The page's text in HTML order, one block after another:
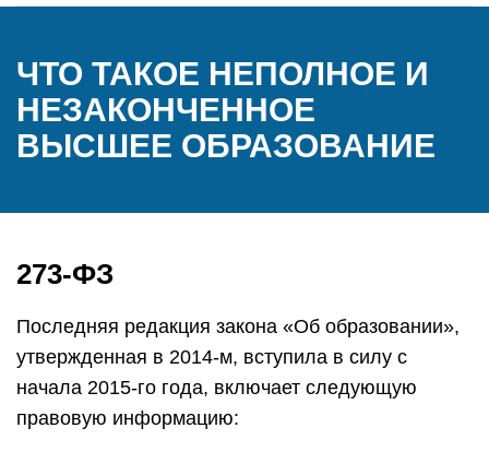
ЧТО ТАКОЕ НЕПОЛНОЕ И
НЕЗАКОНЧЕННОЕ
ВЫСШЕЕ ОБРАЗОВАНИЕ
273-ФЗ
Последняя редакция закона «Об образовании»,
утвержденная в 2014-м, вступила в силу с
начала 2015-го года, включает следующую
правовую информацию: